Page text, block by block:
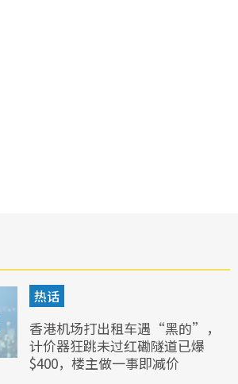
热话
香港机场打出租车遇“黑的”，
计价器狂跳未过红磡隧道已爆
$400，楼主做一事即减价